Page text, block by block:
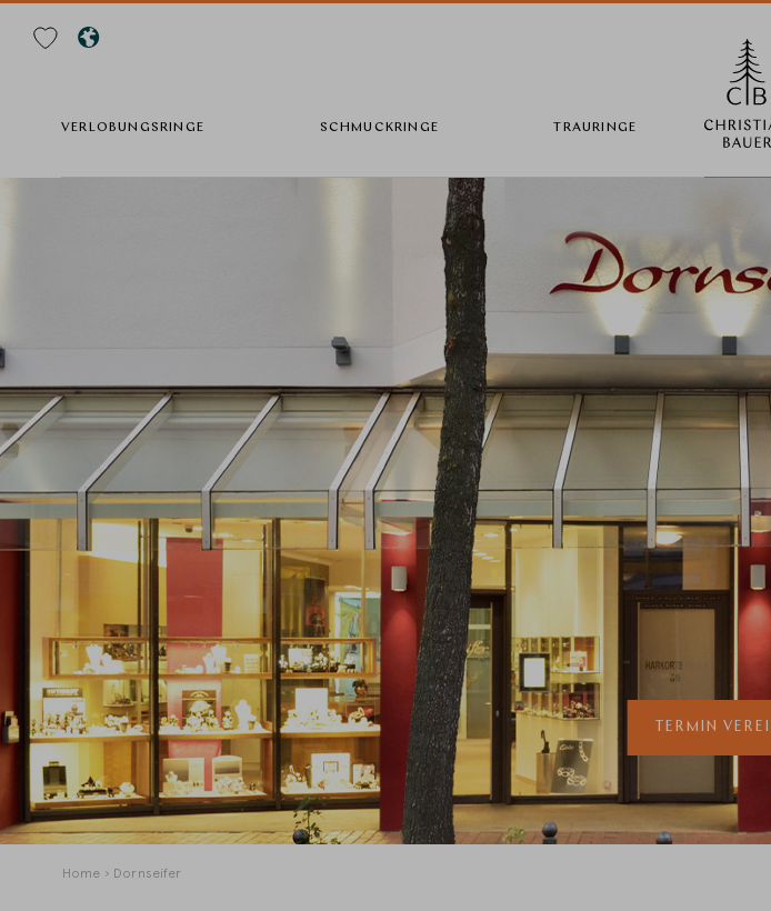
VERLOBUNGSRINGE SCHMUCKRINGE TRAURINGE
TERMIN
Pfadnavigation
Home Dornseifer
Land
Länderwahl
Deutschland
LAND WECHSELN